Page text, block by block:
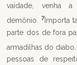
vaidade, venha
demônio. 7Importa
parte dos de fora
armadilhas do diabo.
pessoas de